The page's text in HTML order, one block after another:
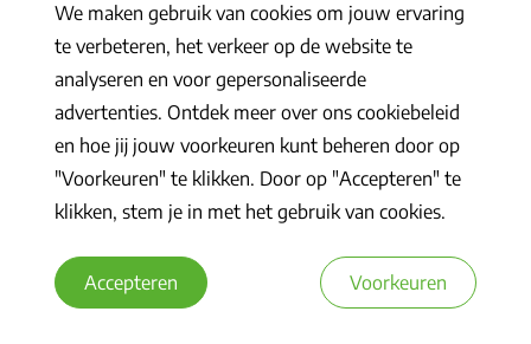
We maken gebruik van cookies om jouw ervaring
te verbeteren, het verkeer op de website te
analyseren en voor gepersonaliseerde
advertenties. Ontdek meer over ons cookiebeleid
en hoe jij jouw voorkeuren kunt beheren door op
"Voorkeuren" te klikken. Door op "Accepteren" te
klikken, stem je in met het gebruik van cookies.
Accepteren Voorkeuren